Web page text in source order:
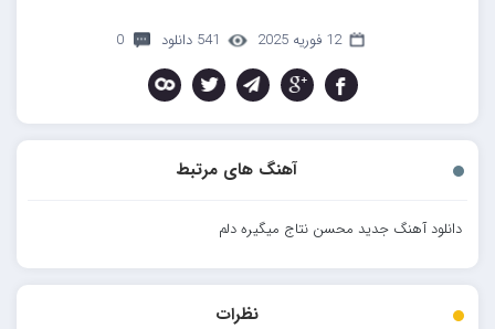
12 فوریه 2025 541 دانلود 0
آهنگ های مرتبط
دانلود آهنگ جدید محسن نتاج میگیره دلم
نظرات